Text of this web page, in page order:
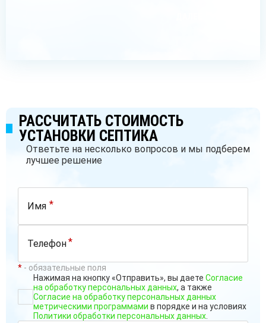
РАССЧИТАТЬ СТОИМОСТЬ
УСТАНОВКИ СЕПТИКА
Ответьте на несколько вопросов и мы подберем
лучшее решение
*
*
* - обязательные поля
Нажимая на кнопку «Отправить», вы даете Согласие
на обработку персональных данных , а также
Согласие на обработку персональных данных
метрическими программами в порядке и на условиях
Политики обработки персональных данных